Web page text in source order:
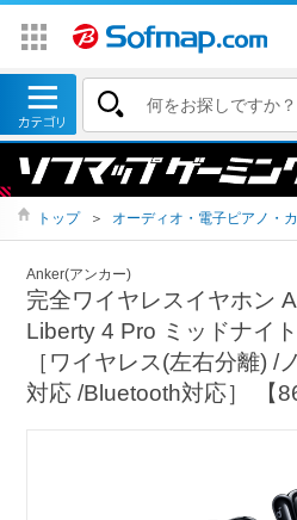
トップ ＞ オーディオ・電子ピアノ・
Anker(アンカー)
完全ワイヤレスイヤホン
Liberty 4 Pro ミッドナイ
［ワイヤレス(左右分離) /
対応 /Bluetooth対応］ 【